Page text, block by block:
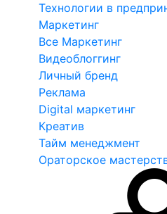
Технологии в
Маркетинг
Все Маркетинг
Видеоблоггинг
Личный бренд
Реклама
Digital маркетинг
Креатив
Тайм менеджмент
Ораторское